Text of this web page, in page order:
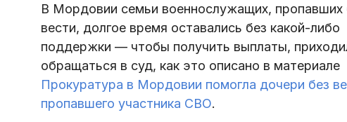
В Мордовии семьи военнослужащих, пропавших
вести, долгое время оставались без какой-либо
поддержки — чтобы получить выплаты,
обращаться в суд, как это описано в материале
Прокуратура в Мордовии помогла дочери без
пропавшего участника СВО.